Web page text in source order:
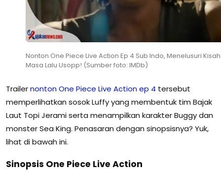
Nonton One Piece Live Action Ep 4 Sub Indo, Menelusuri Kisah
Masa Lalu Usopp! (Sumber foto: IMDb)
Trailernonton One Piece Live Action ep 4 tersebut
memperlihatkan sosok Luffy yang membentuk tim Bajak
Laut Topi Jerami serta menampilkan karakter Buggy dan
monster Sea King. Penasaran dengan sinopsisnya? Yuk,
lihat di bawah ini.
Sinopsis One Piece Live Action